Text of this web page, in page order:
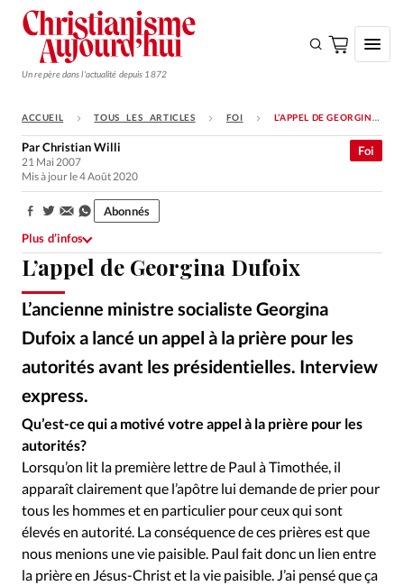
Un repère dans l'actualité depuis 1872
S'ABONNER
Monde
Opinions
Tous les articles
Faire un don
Emploi
Se connecter
Édition: Internationale
Devise:
RUBRIQUES
Tous les articles
Actualité chrétienne
Actualité internationale
Chronique
Culture
Foi Génération réveil
Monde
Opinions
Publireportage
Relations Aujourd'hui
ACCUEIL TOUS LES ARTICLES FOI L’APPEL DE GEORGINA DUFOIX
L’appel de Georgina Dufoix
L’ancienne ministre socialiste Georgina
Dufoix a lancé un appel à la prière pour les
autorités avant les présidentielles. Interview
express.
Foi
ParChristian Willi
21 Mai 2007
Mis à jour le 4 Août 2020
Partager:
Abonnés
Plus d’infos
Qu’est-ce qui a motivé votre appel à la prière pour les
autorités?
Lorsqu’on lit la première lettre de Paul à Timothée, il
apparaît clairement que l’apôtre lui demande de prier pour
tous les hommes et en particulier pour ceux qui sont
élevés en autorité. La conséquence de ces prières est que
nous menions une vie paisible. Paul fait donc un lien entre
la prière en Jésus-Christ et la vie paisible. J’ai pensé que ça